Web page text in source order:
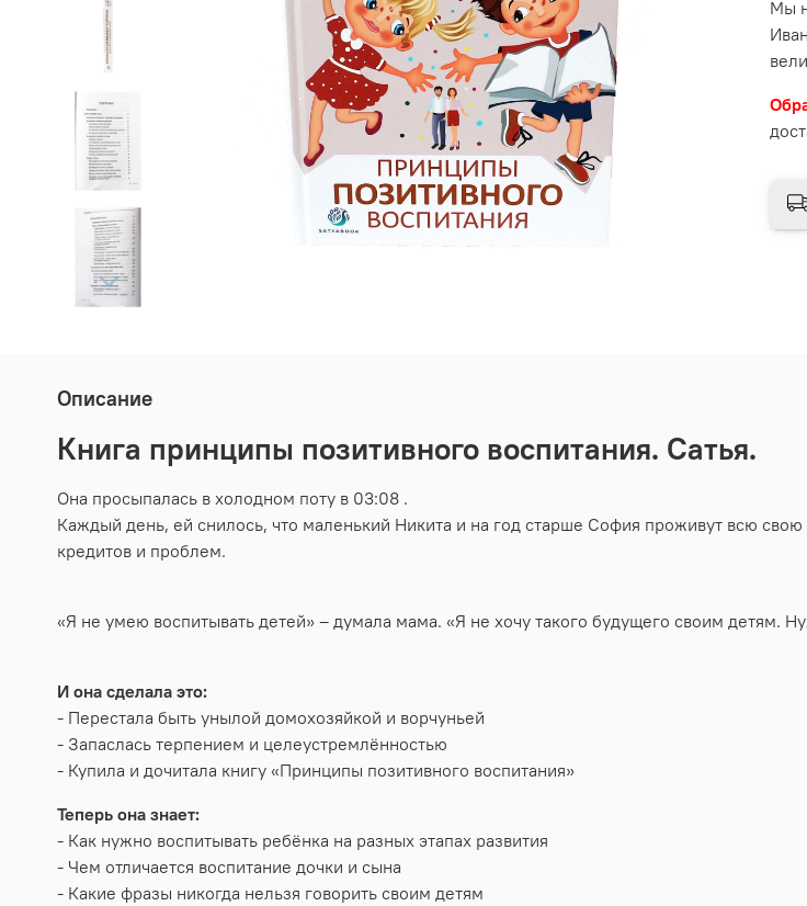
Мы
Описание
Книга принципы позитивного воспитания. Сатья.
Она просыпалась в холодном поту в 03:08 .
Каждый день, ей снилось, что маленький Никита и на год старше София проживут всю
кредитов и проблем.
«Я не умею воспитывать детей» – думала мама. «Я не хочу такого будущего своим детям.
И она сделала это:
- Перестала быть унылой домохозяйкой и ворчуньей
- Запаслась терпением и целеустремлённостью
- Купила и дочитала книгу «Принципы позитивного воспитания»
Теперь она знает:
- Как нужно воспитывать ребёнка на разных этапах развития
- Чем отличается воспитание дочки и сына
- Какие фразы никогда нельзя говорить своим детям